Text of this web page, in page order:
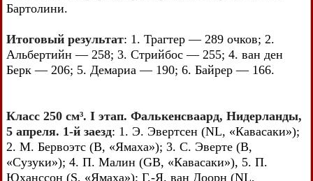
Бартолини.
Итоговый результат: 1. Трагтер — 289 очков; 2.
Альбертийн — 258; 3. Стрийбос — 255; 4. ван ден
Берк — 206; 5. Демариа — 190; 6. Байрер — 166.
Класс 250 см³. I этап. Фалькенсваард, Нидерланды,
5 апреля. 1-й заезд: 1. Э. Эвертсен (NL, «Кавасаки»);
2. М. Бервоэтс (В, «Ямаха»); 3. С. Эверте (В,
«Сузуки»); 4. П. Малин (GB, «Кавасаки»), 5. П.
Юханссон (S, «Ямаха»); Г.-Я. ван Доорн (NL,